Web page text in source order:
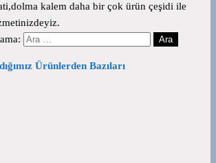
kalem daha bir çok ürün çeşidi ile
Ürünlerden Bazıları